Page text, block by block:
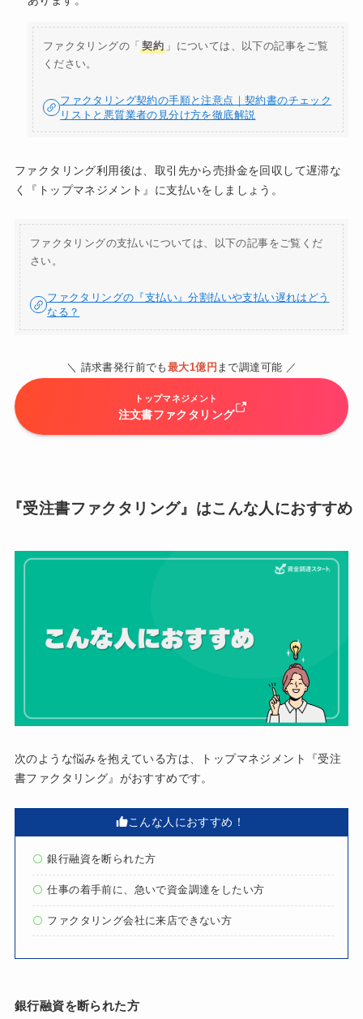
ファクタリングの「 契約 」については、以下の記事をご覧
ください。
ファクタリング契約の手順と注意点｜契約書のチェック
リストと悪質業者の見分け方を徹底解説
ファクタリング利用後は、取引先から売掛金を回収して遅滞な
く『トップマネジメント』に支払いをしましょう。
ファクタリングの支払いについては、以下の記事をご覧くだ
さい。
ファクタリングの『支払い』分割払いや支払い遅れはどう
なる？
＼ 請求書発行前でも 最大1億円 まで調達可能 ／
トップマネジメント
注文書ファクタリング
『受注書ファクタリング』はこんな人におすすめ
次のような悩みを抱えている方は、トップマネジメント『受注
書ファクタリング』がおすすめです。
こんな人におすすめ！
銀行融資を断られた方
仕事の着手前に、急いで資金調達をしたい方
ファクタリング会社に来店できない方
銀行融資を断られた方